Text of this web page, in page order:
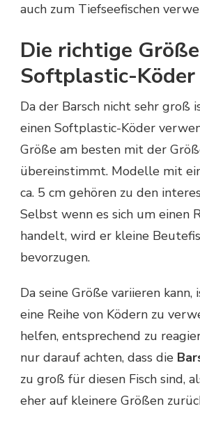
auch zum Tiefseefischen
Die richtige
Softplastic-Köder
Da der Barsch nicht sehr groß
einen Softplastic-Köder
Größe am besten mit der
übereinstimmt. Modelle mit
ca. 5 cm gehören zu den
Selbst wenn es sich um einen
handelt, wird er kleine
bevorzugen.
Da seine Größe variieren kann,
eine Reihe von Ködern zu
helfen, entsprechend zu
nur darauf achten, dass die
zu groß für diesen Fisch sind,
eher auf kleinere Größen